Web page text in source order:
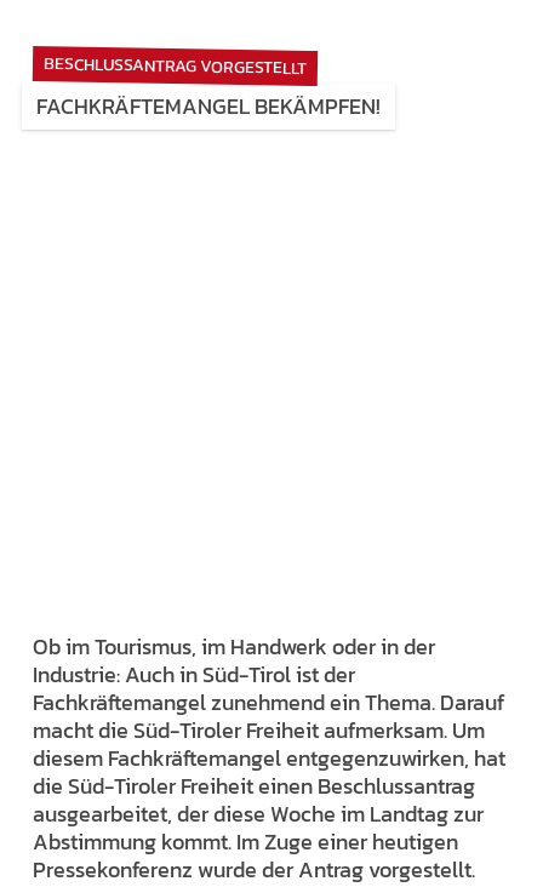
BESCHLUSSANTRAG VORGESTELLT
FACHKRÄFTEMANGEL BEKÄMPFEN!
Ob im Tourismus, im Handwerk oder in der
Industrie: Auch in Süd-Tirol ist der
Fachkräftemangel zunehmend ein Thema. Darauf
macht die Süd-Tiroler Freiheit aufmerksam. Um
diesem Fachkräftemangel entgegenzuwirken, hat
die Süd-Tiroler Freiheit einen Beschlussantrag
ausgearbeitet, der diese Woche im Landtag zur
Abstimmung kommt. Im Zuge einer heutigen
Pressekonferenz wurde der Antrag vorgestellt.